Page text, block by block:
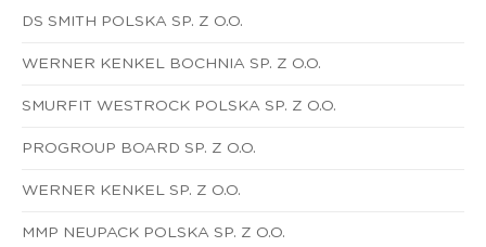
DS SMITH POLSKA SP. Z O.O.
WERNER KENKEL BOCHNIA SP. Z O.O.
SMURFIT WESTROCK POLSKA SP. Z O.O.
PROGROUP BOARD SP. Z O.O.
WERNER KENKEL SP. Z O.O.
MMP NEUPACK POLSKA SP. Z O.O.